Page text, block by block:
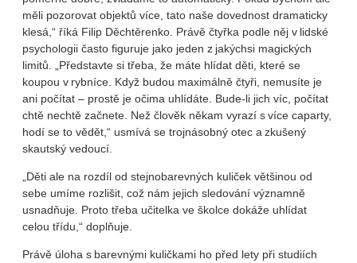
měli pozorovat objektů více, tato naše dovednost dramaticky
klesá,“ říká Filip Děchtěrenko. Právě čtyřka podle něj v lidské
psychologii často figuruje jako jeden z jakýchsi magických
limitů. „Představte si třeba, že máte hlídat děti, které se
koupou v rybníce. Když budou maximálně čtyři, nemusíte je
ani počítat – prostě je očima uhlídáte. Bude-li jich víc, počítat
chtě nechtě začnete. Než člověk někam vyrazí s více caparty,
hodí se to vědět,“ usmívá se trojnásobný otec a zkušený
skautský vedoucí.
„Děti ale na rozdíl od stejnobarevných kuliček většinou od
sebe umíme rozlišit, což nám jejich sledování významně
usnadňuje. Proto třeba učitelka ve školce dokáže uhlídat
celou třídu,“ doplňuje.
Právě úloha s barevnými kuličkami ho před lety při studiích